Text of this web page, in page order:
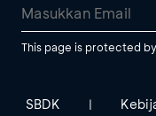
This page is protected
SBDK |